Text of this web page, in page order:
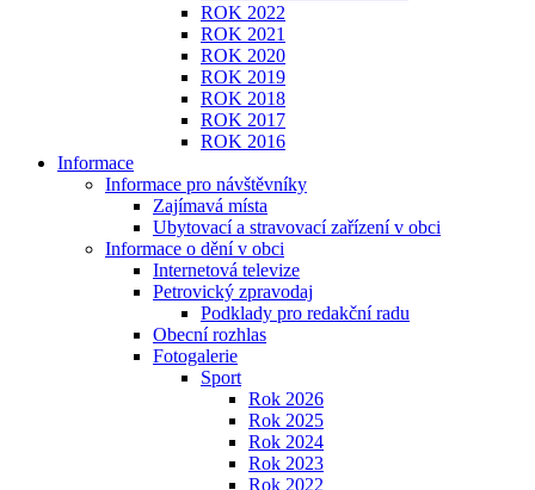
ROK 2022
ROK 2021
ROK 2020
ROK 2019
ROK 2018
ROK 2017
ROK 2016
Informace
Informace pro návštěvníky
Zajímavá místa
Ubytovací a stravovací zařízení v obci
Informace o dění v obci
Internetová televize
Petrovický zpravodaj
Podklady pro redakční radu
Obecní rozhlas
Fotogalerie
Sport
Rok 2026
Rok 2025
Rok 2024
Rok 2023
Rok 2022